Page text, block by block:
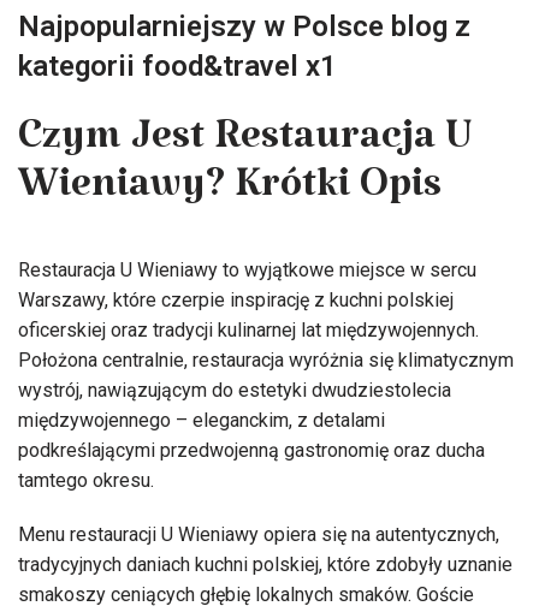
Najpopularniejszy w Polsce blog z
kategorii food&travel x1
Czym Jest Restauracja U
Wieniawy? Krótki Opis
Restauracja U Wieniawy to wyjątkowe miejsce w sercu
Warszawy, które czerpie inspirację z kuchni polskiej
oficerskiej oraz tradycji kulinarnej lat międzywojennych.
Położona centralnie, restauracja wyróżnia się klimatycznym
wystrój, nawiązującym do estetyki dwudziestolecia
międzywojennego – eleganckim, z detalami
podkreślającymi przedwojenną gastronomię oraz ducha
tamtego okresu.
Menu restauracji U Wieniawy opiera się na autentycznych,
tradycyjnych daniach kuchni polskiej, które zdobyły uznanie
smakoszy ceniących głębię lokalnych smaków. Goście